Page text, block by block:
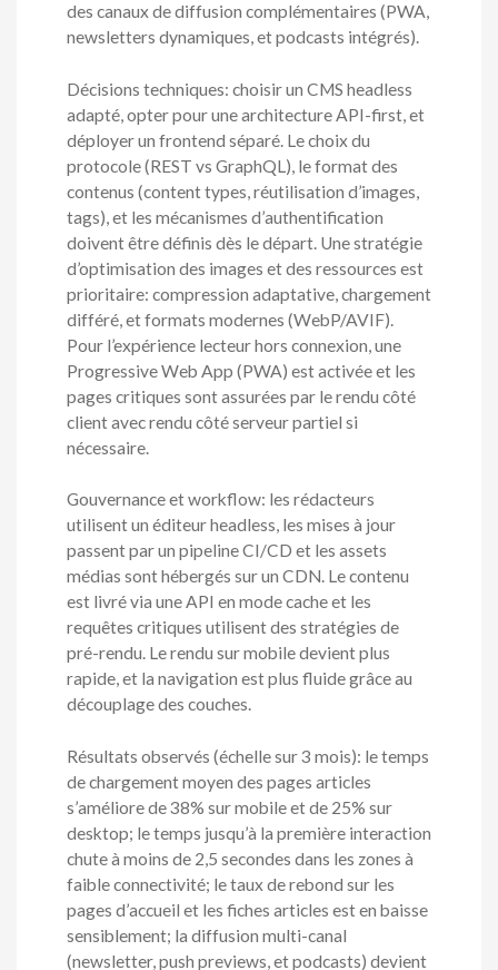
des canaux de diffusion complémentaires (PWA,
newsletters dynamiques, et podcasts intégrés).
Décisions techniques: choisir un CMS headless
adapté, opter pour une architecture API-first, et
déployer un frontend séparé. Le choix du
protocole (REST vs GraphQL), le format des
contenus (content types, réutilisation d’images,
tags), et les mécanismes d’authentification
doivent être définis dès le départ. Une stratégie
d’optimisation des images et des ressources est
prioritaire: compression adaptative, chargement
différé, et formats modernes (WebP/AVIF).
Pour l’expérience lecteur hors connexion, une
Progressive Web App (PWA) est activée et les
pages critiques sont assurées par le rendu côté
client avec rendu côté serveur partiel si
nécessaire.
Gouvernance et workflow: les rédacteurs
utilisent un éditeur headless, les mises à jour
passent par un pipeline CI/CD et les assets
médias sont hébergés sur un CDN. Le contenu
est livré via une API en mode cache et les
requêtes critiques utilisent des stratégies de
pré-rendu. Le rendu sur mobile devient plus
rapide, et la navigation est plus fluide grâce au
découplage des couches.
Résultats observés (échelle sur 3 mois): le temps
de chargement moyen des pages articles
s’améliore de 38% sur mobile et de 25% sur
desktop; le temps jusqu’à la première interaction
chute à moins de 2,5 secondes dans les zones à
faible connectivité; le taux de rebond sur les
pages d’accueil et les fiches articles est en baisse
sensiblement; la diffusion multi-canal
(newsletter, push previews, et podcasts) devient